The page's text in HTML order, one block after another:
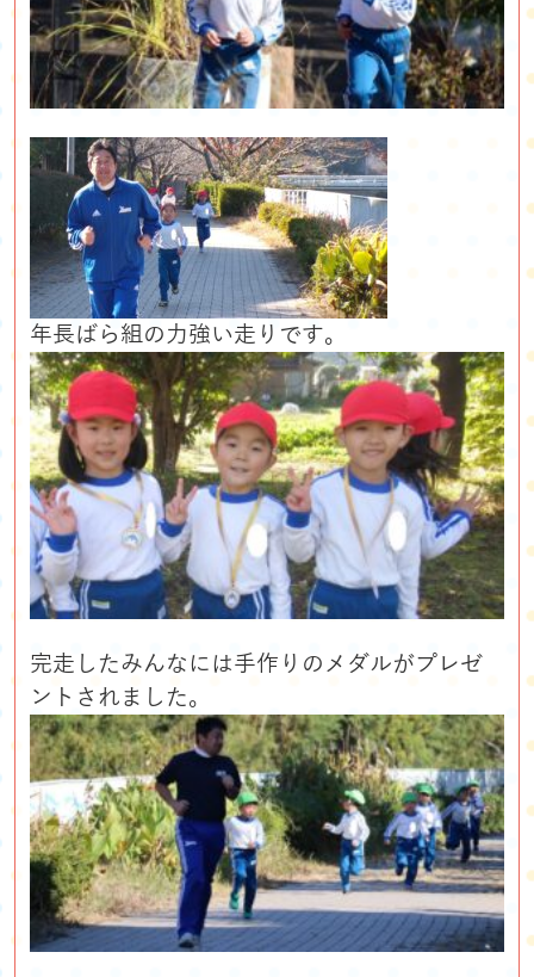
年長ばら組の力強い走りです。
完走したみんなには手作りのメダルがプレゼ
ントされました。